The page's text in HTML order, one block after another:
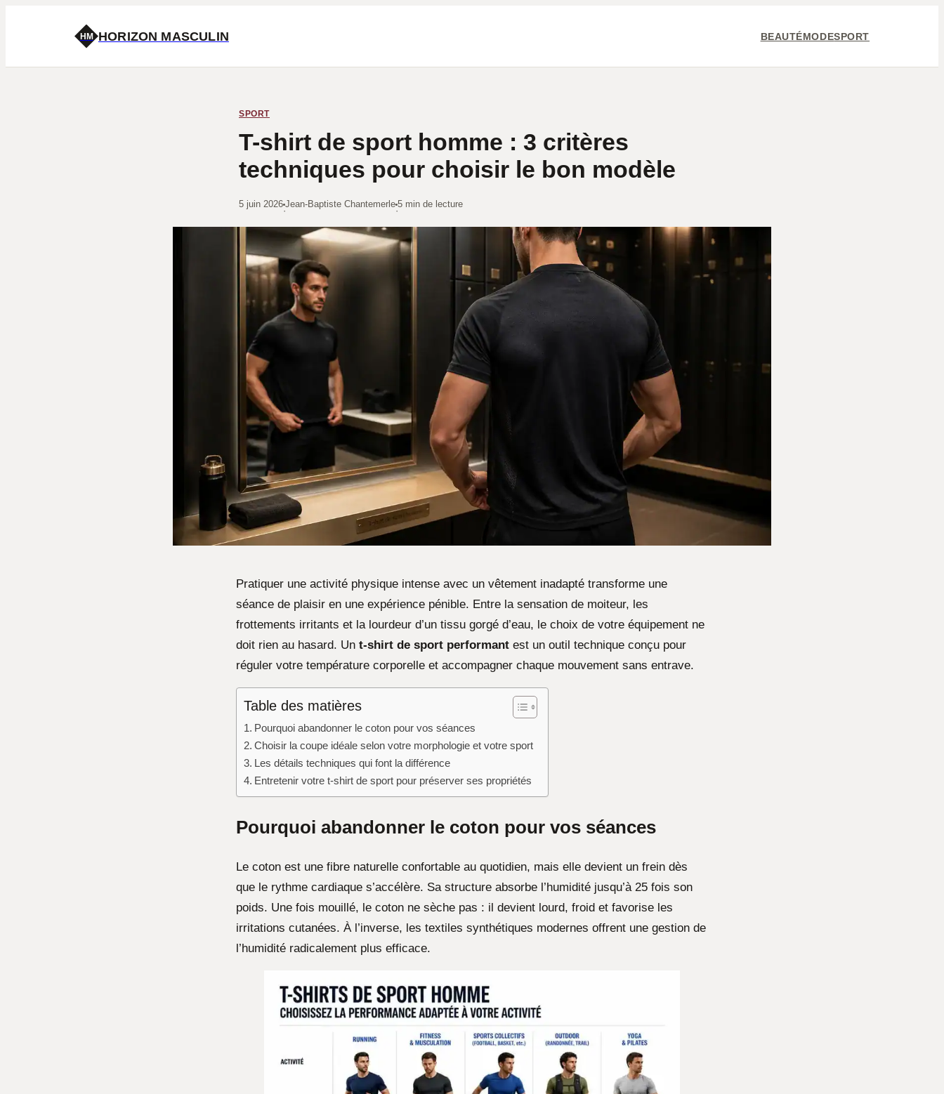
HM HORIZON MASCULIN BEAUTÉMODESPORT
SPORT
T-shirt de sport homme : 3 critères
techniques pour choisir le bon modèle
5 juin 2026
·
Jean-Baptiste Chantemerle
·
5 min de lecture
Pratiquer une activité physique intense avec un vêtement inadapté transforme une
séance de plaisir en une expérience pénible. Entre la sensation de moiteur, les
frottements irritants et la lourdeur d’un tissu gorgé d’eau, le choix de votre équipement ne
doit rien au hasard. Un t-shirt de sport performant est un outil technique conçu pour
réguler votre température corporelle et accompagner chaque mouvement sans entrave.
Table des matières
Pourquoi abandonner le coton pour vos séances
Choisir la coupe idéale selon votre morphologie et votre sport
Les détails techniques qui font la différence
Entretenir votre t-shirt de sport pour préserver ses propriétés
Pourquoi abandonner le coton pour vos séances
Le coton est une fibre naturelle confortable au quotidien, mais elle devient un frein dès
que le rythme cardiaque s’accélère. Sa structure absorbe l’humidité jusqu’à 25 fois son
poids. Une fois mouillé, le coton ne sèche pas : il devient lourd, froid et favorise les
irritations cutanées. À l’inverse, les textiles synthétiques modernes offrent une gestion de
l’humidité radicalement plus efficace.